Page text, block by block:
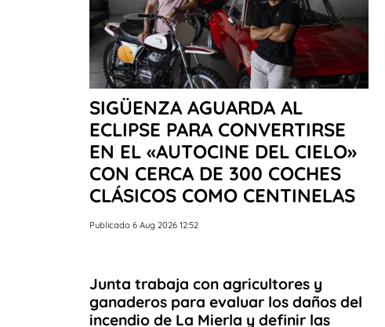
SIGÜENZA AGUARDA AL
ECLIPSE PARA CONVERTIRSE
EN EL «AUTOCINE DEL CIELO»
CON CERCA DE 300 COCHES
CLÁSICOS COMO CENTINELAS
Publicado 6 Aug 2026 12:52
Junta trabaja con agricultores y
ganaderos para evaluar los daños del
incendio de La Mierla y definir las